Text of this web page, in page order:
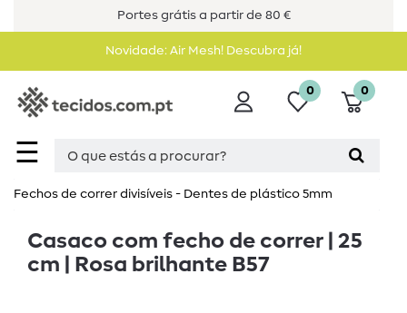
Portes grátis a partir de 80 €
Novidade: Air Mesh! Descubra já!
☰
0 0
Fechos de correr divisíveis - Dentes de plástico 5mm
Casaco com fecho de correr | 25
cm | Rosa brilhante B57